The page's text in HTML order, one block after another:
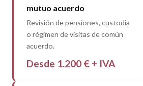
mutuo acuerdo
Revisión de pensiones, custodia
o régimen de visitas de común
acuerdo.
Desde 1.200 € + IVA